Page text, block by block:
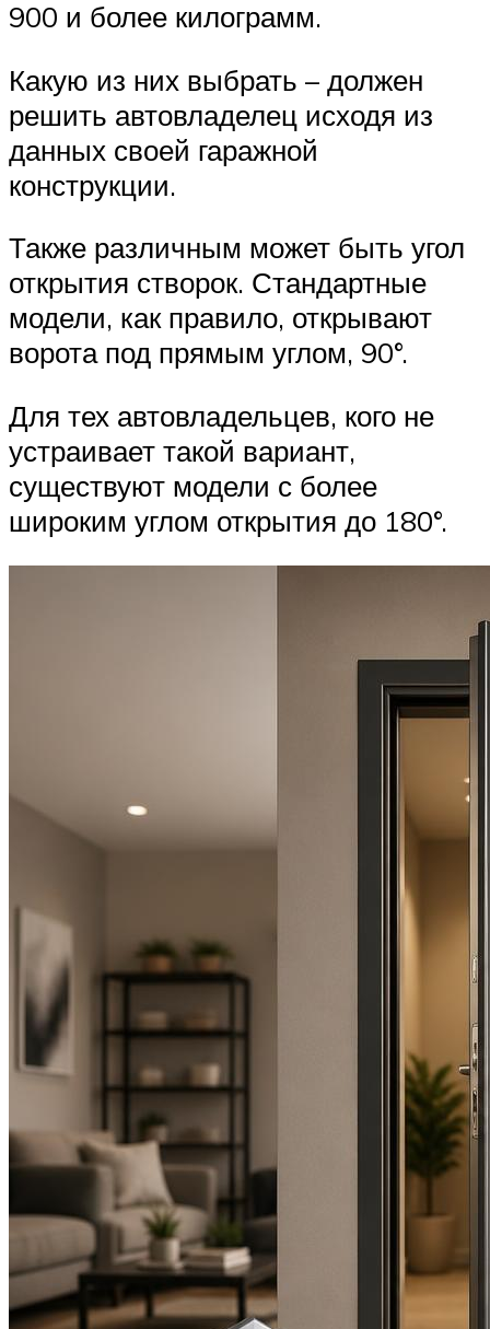
900 и более килограмм.
Какую из них выбрать – должен
решить автовладелец исходя из
данных своей гаражной
конструкции.
Также различным может быть угол
открытия створок. Стандартные
модели, как правило, открывают
ворота под прямым углом, 90°.
Для тех автовладельцев, кого не
устраивает такой вариант,
существуют модели с более
широким углом открытия до 180°.